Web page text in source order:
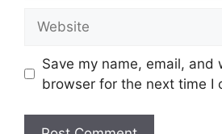
Save my name, email, and
browser for the next time I